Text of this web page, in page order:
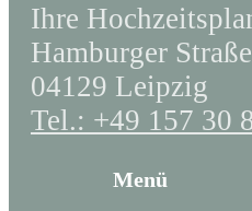
Ihre
Hamburger
04129 Leipzig
Tel.: +49 157 30
Menü